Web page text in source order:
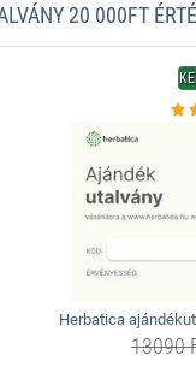
20 000FT
Herbatica
13090